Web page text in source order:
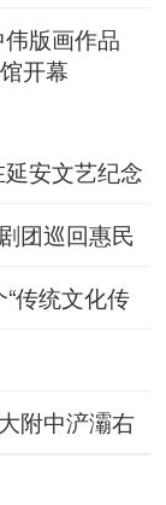
名片
单位联动开
版画作品
开幕
安文艺纪念
团巡回惠民
传统文化传
附中浐灞右